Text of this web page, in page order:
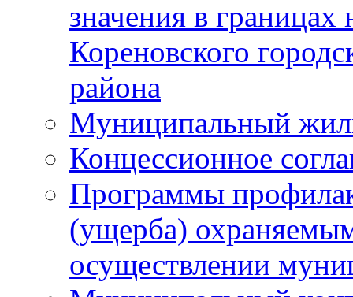
значения в
Кореновского
района
Муниципальный
Концессионное
Программы
(ущерба)
осуществлении